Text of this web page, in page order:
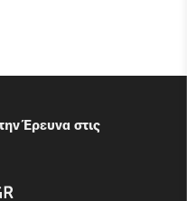
Έρευνα στις